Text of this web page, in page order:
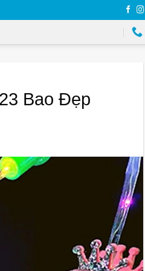
Bao Đẹp